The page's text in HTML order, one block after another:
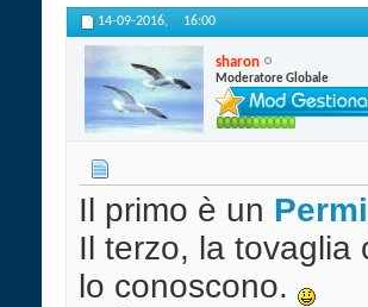
14-09-2016, 16:00
sharon
Moderatore Globale
Il primo è un
Il terzo, la tovaglia
lo conoscono.